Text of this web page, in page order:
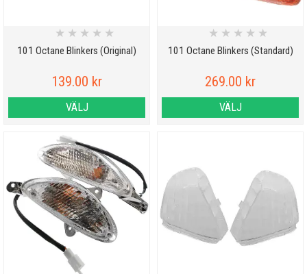
101 Octane Blinkers (Original)
★ ★ ★ ★ ★
139.00 kr
VÄLJ
101 Octane Blinkers (Standard)
★ ★ ★ ★ ★
269.00 kr
VÄLJ